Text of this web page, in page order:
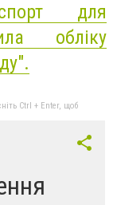
для
обліку
Ctrl + Enter, щоб